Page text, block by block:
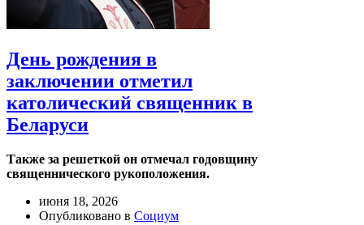
День рождения в
заключении отметил
католический священник в
Беларуси
Также за решеткой он отмечал годовщину
священнического рукоположения.
июня 18, 2026
Опубликовано в Социум